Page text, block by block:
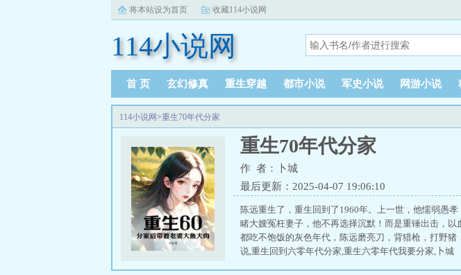
将本站设为首页 收藏114小说网
114小说网
首 页 玄幻修真 重生穿越 都市小说 军史小说 网游小说
114小说网>重生70年代分家
重生70年代分家
作 者：卜城
最后更新：2025-04-07 19:06:10
陈远重生了，重生回到了1960年。上一世，他懦弱愚
睹大嫂冤枉妻子，他不再选择沉默！而是重锤出击，
都吃不饱饭的灰色年代，陈远磨亮刀，背猎枪，打野
说,重生回到六零年代分家,重生六零年代我要分家,卜城